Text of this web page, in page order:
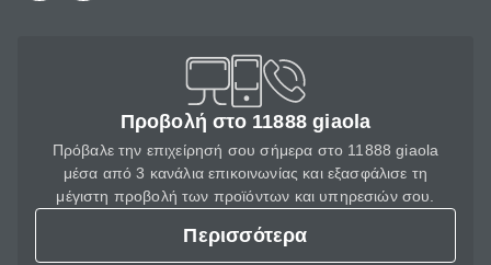
Προβολή στο 11888 giaola
Πρόβαλε την επιχείρησή σου σήμερα στο 11888 giaola
μέσα από 3 κανάλια επικοινωνίας και εξασφάλισε τη
μέγιστη προβολή των προϊόντων και υπηρεσιών σου.
Περισσότερα